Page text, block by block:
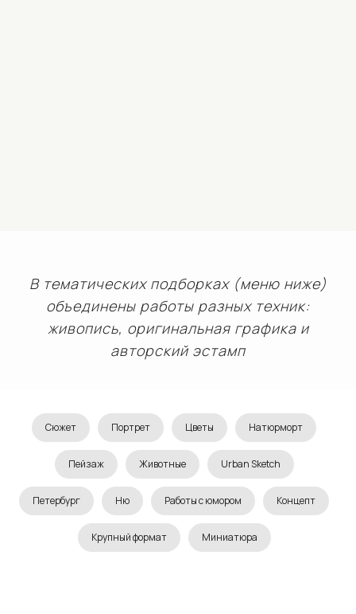
В тематических подборках (меню ниже)
объединены работы разных техник:
живопись, оригинальная графика и
авторский эстамп
Сюжет Портрет Цветы Натюрморт
Пейзаж Животные Urban Sketch
Петербург Ню Работы с юмором Концепт
Крупный формат Миниатюра